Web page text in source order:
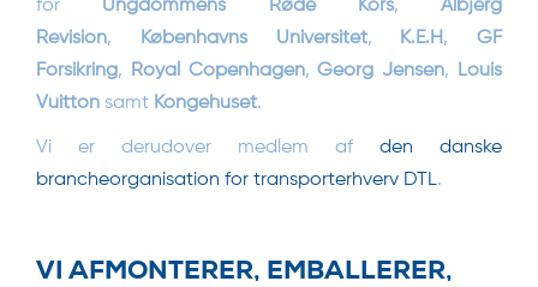
for Ungdommens Røde Kors, Albjerg
Revision, Københavns Universitet, K.E.H, GF
Forsikring, Royal Copenhagen,Georg Jensen,
Louis
Vuitton samt Kongehuset.
Vi er derudover medlem af den danske
brancheorganisation for transporterhverv DTL.
VI AFMONTERER, EMBALLERER,